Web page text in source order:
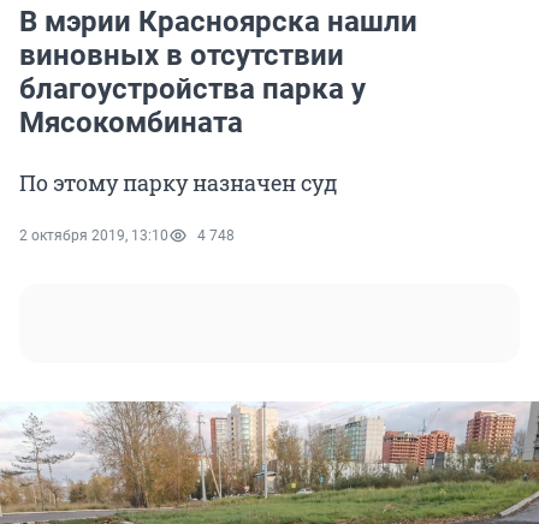
В мэрии Красноярска нашли
виновных в отсутствии
благоустройства парка у
Мясокомбината
По этому парку назначен суд
2 октября 2019, 13:10 4 748